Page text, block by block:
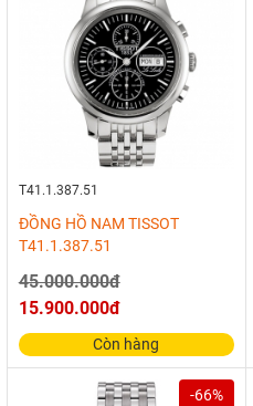
T41.1.387.51
ĐỒNG HỒ NAM TISSOT
T41.1.387.51
45.000.000đ
15.900.000đ
Còn hàng
-66%